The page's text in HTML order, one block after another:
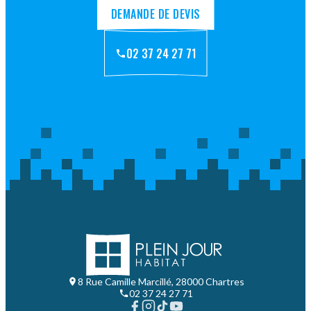
DEMANDE DE DEVIS
02 37 24 27 71
8 Rue Camille Marcillé, 28000 Chartres
02 37 24 27 71